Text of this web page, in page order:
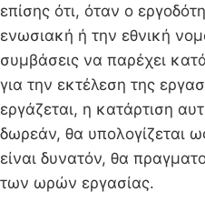
επίσης ότι, όταν ο
ενωσιακή ή την εθνική
συμβάσεις να παρέχει
για την εκτέλεση της
εργάζεται, η κατάρτιση
δωρεάν, θα υπολογίζεται
είναι δυνατόν, θα
των ωρών εργασίας.